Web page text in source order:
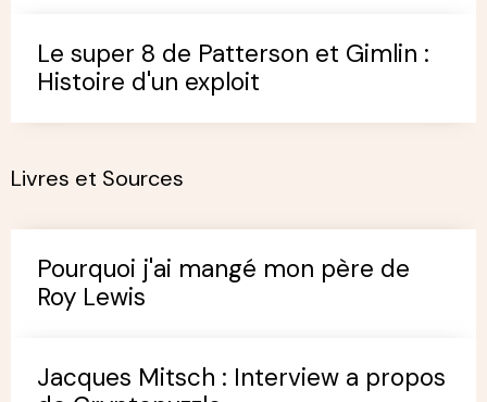
Le super 8 de Patterson et Gimlin :
Histoire d'un exploit
Livres et Sources
Pourquoi j'ai mangé mon père de
Roy Lewis
Jacques Mitsch : Interview a propos